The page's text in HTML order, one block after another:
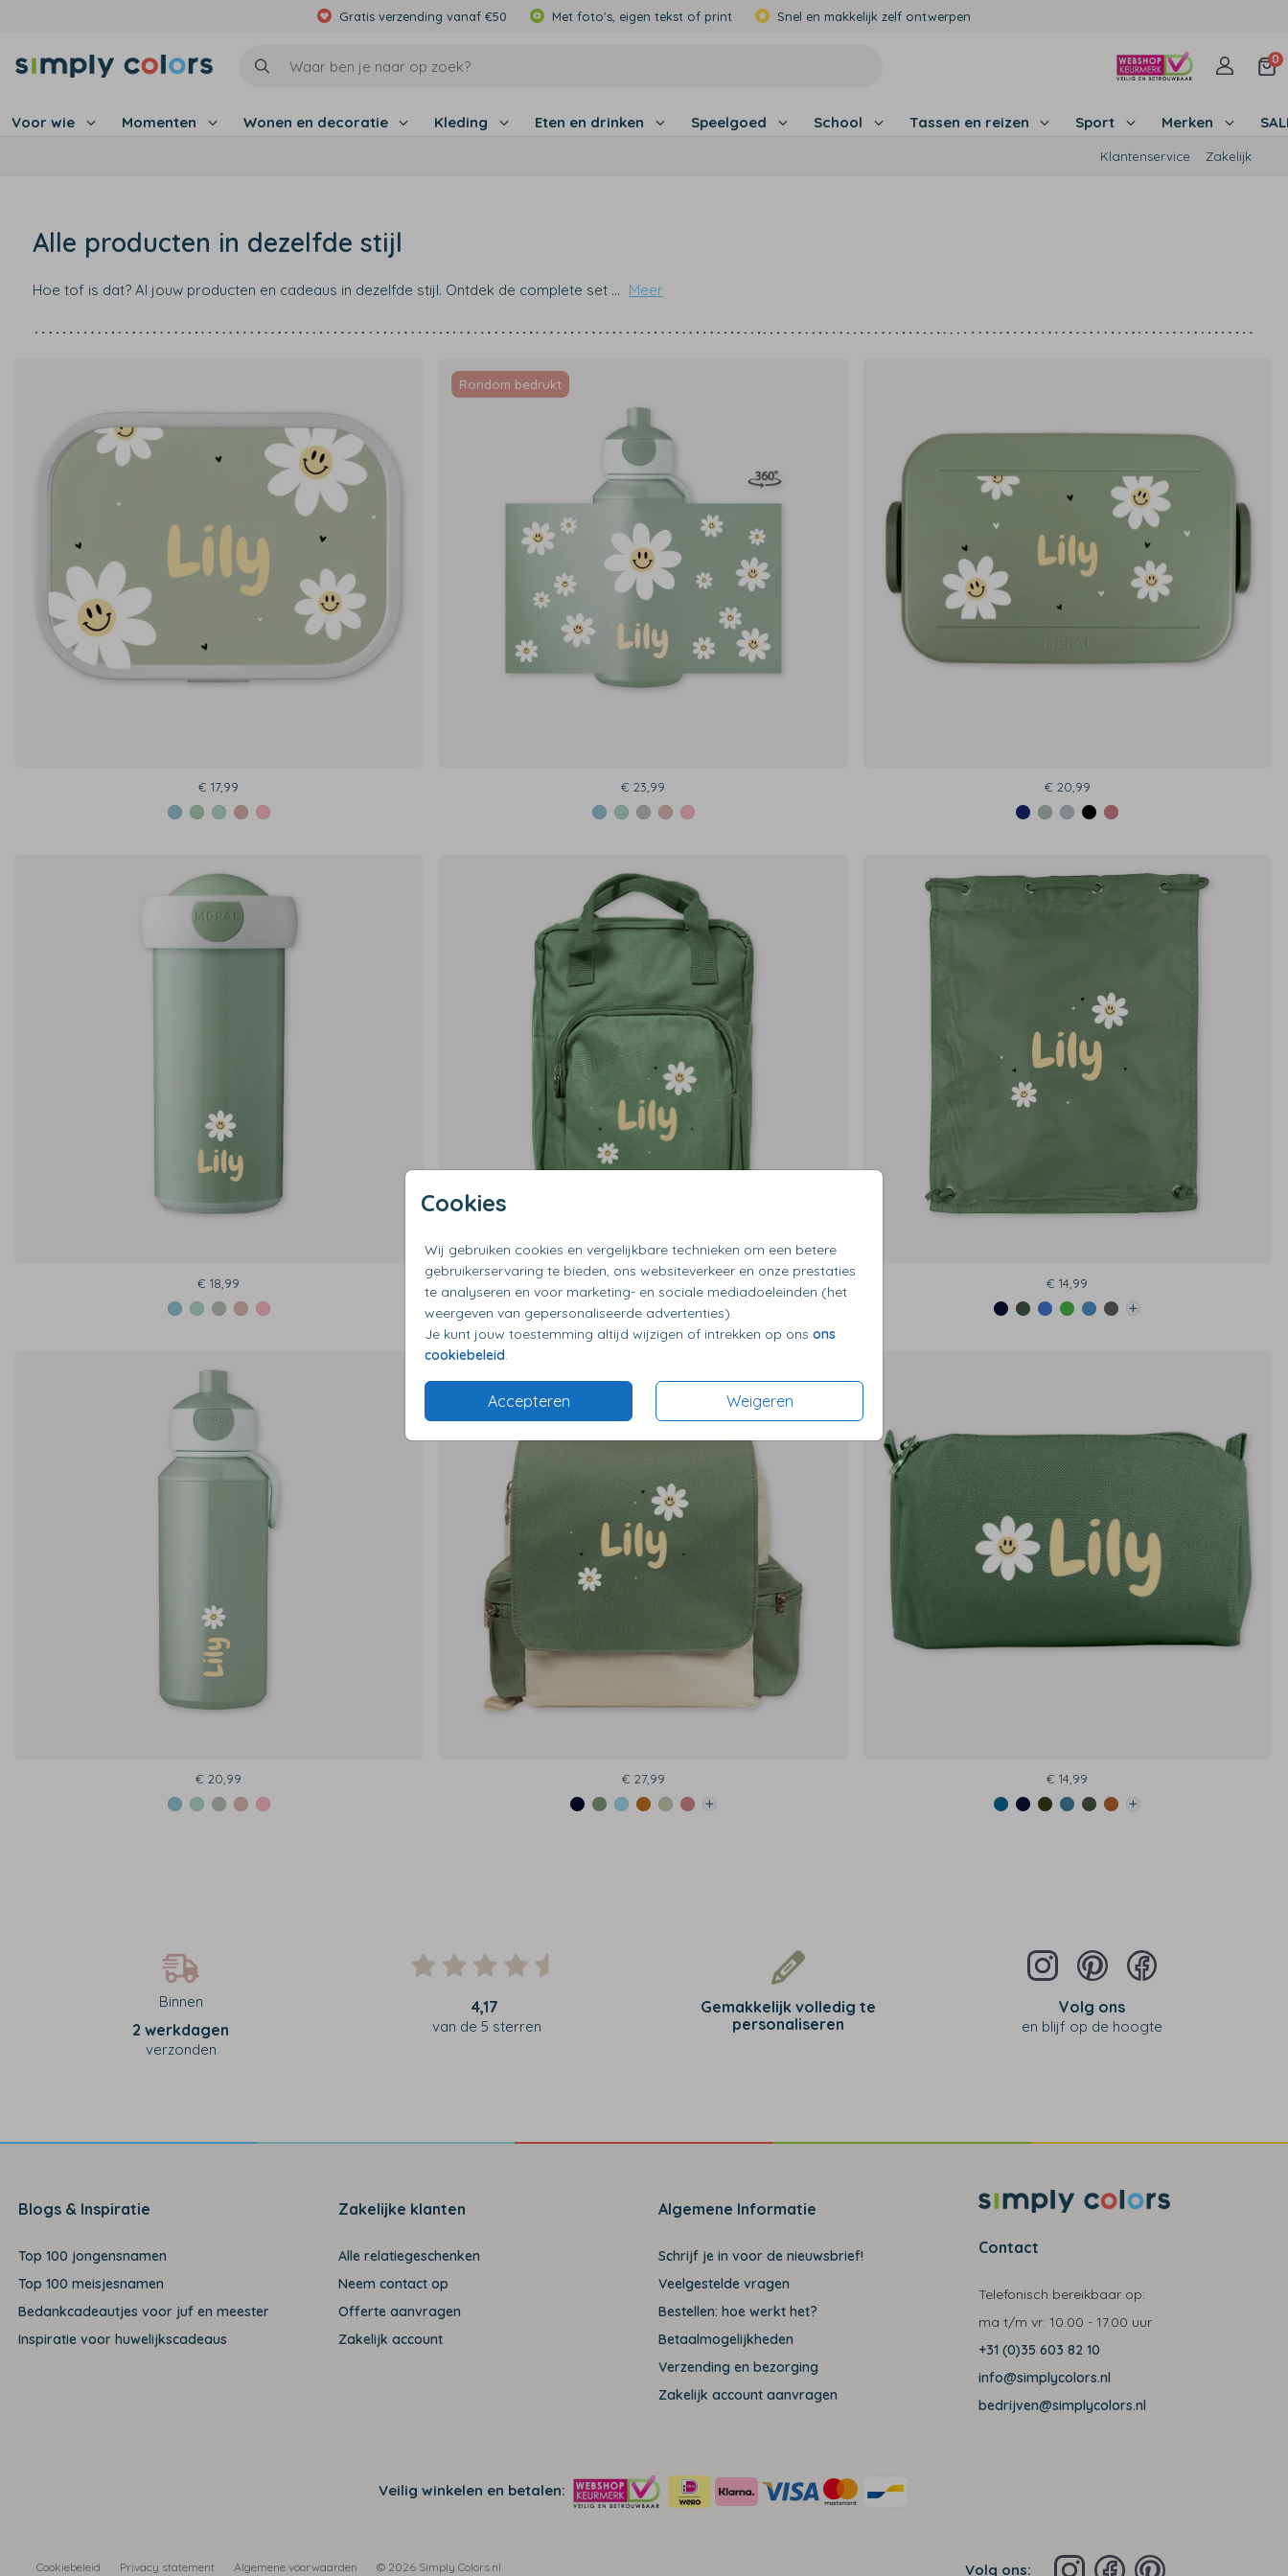
Gratis verzending vanaf €50 Met foto's, eigen tekst of print Snel en makkelijk zelf ontwerpen
0
Voor wie Momenten Wonen en decoratie Kleding Eten en drinken Speelgoed School Tassen en reizen Sport Merken
Klantenservice Zakelijk
Cookies
Wij gebruiken cookies en vergelijkbare technieken om een betere
gebruikerservaring te bieden, ons websiteverkeer en onze prestaties
te analyseren en voor marketing- en sociale mediadoeleinden (het
weergeven van gepersonaliseerde advertenties).
Je kunt jouw toestemming altijd wijzigen of intrekken op ons ons
cookiebeleid.
Accepteren Weigeren
Alle producten in dezelfde stijl
Hoe tof is dat? Al jouw producten en cadeaus in dezelfde stijl. Ontdek de complete set ... Meer
€ 17,99
Rondom bedrukt
€ 23,99 € 20,99
€ 18,99 € 14,99
€ 20,99 € 27,99 € 14,99
Binnen
2 werkdagen
verzonden
4,17
van de 5 sterren
Gemakkelijk volledig te
personaliseren
Volg ons
en blijf op de hoogte
Blogs & Inspiratie
Top 100 jongensnamen
Top 100 meisjesnamen
Bedankcadeautjes voor juf en meester
Inspiratie voor huwelijkscadeaus
Zakelijke klanten
Alle relatiegeschenken
Neem contact op
Offerte aanvragen
Zakelijk account
Algemene Informatie
Schrijf je in voor de nieuwsbrief!
Veelgestelde vragen
Bestellen: hoe werkt het?
Betaalmogelijkheden
Verzending en bezorging
Zakelijk account aanvragen
Contact
Telefonisch bereikbaar op:
ma t/m vr: 10.00 - 17.00 uur
+31 (0)35 603 82 10
info@simplycolors.nl
bedrijven@simplycolors.nl
Veilig winkelen en betalen:
Cookiebeleid Privacy statement Algemene voorwaarden © 2026 Simply Colors.nl Volg ons: